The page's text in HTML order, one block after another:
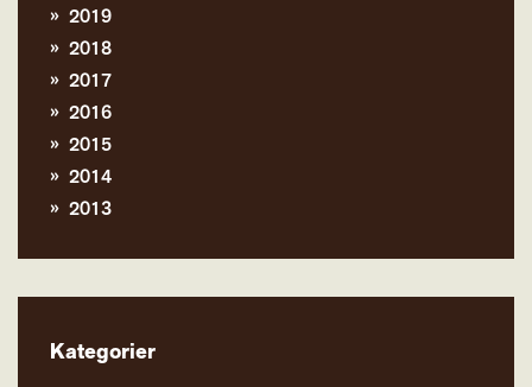
2019
2018
2017
2016
2015
2014
2013
Kategorier